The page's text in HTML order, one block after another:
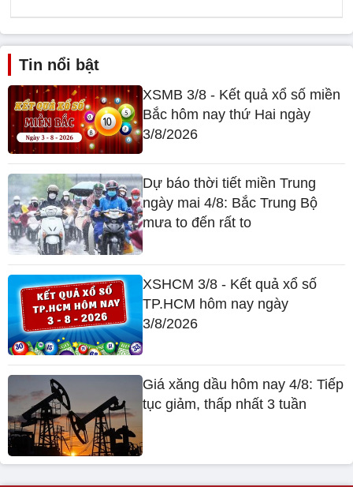
Tin nổi bật
XSMB 3/8 - Kết quả xổ số miền
Bắc hôm nay thứ Hai ngày
3/8/2026
Dự báo thời tiết miền Trung
ngày mai 4/8: Bắc Trung Bộ
mưa to đến rất to
XSHCM 3/8 - Kết quả xổ số
TP.HCM hôm nay ngày
3/8/2026
Giá xăng dầu hôm nay 4/8: Tiếp
tục giảm, thấp nhất 3 tuần